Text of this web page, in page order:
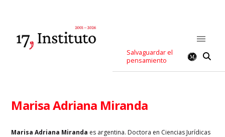
Salvaguardar el
pensamiento
Marisa Adriana Miranda
Marisa Adriana Miranda es argentina. Doctora en Ciencias Jurídicas